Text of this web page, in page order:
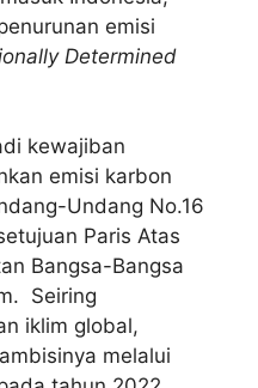
emisi
Determined
kewajiban
emisi karbon
Undang No.16
Paris Atas
Bangsa-Bangsa
Seiring
iklim global,
melalui